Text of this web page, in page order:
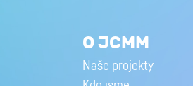
O JCMM
Naše projekty